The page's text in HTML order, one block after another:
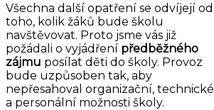
Všechna další opatření se odvíjejí od
toho, kolik žáků bude školu
navštěvovat. Proto jsme vás již
požádali o vyjádření předběžného
zájmu posílat děti do školy. Provoz
bude uzpůsoben tak, aby
nepřesahoval organizační, technické
a personální možnosti školy.